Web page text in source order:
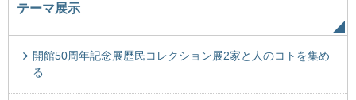
テーマ展示
開館50周年記念展歴民コレクション展2家と人のコトを集め
る